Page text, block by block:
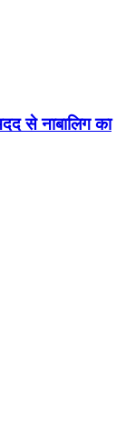
से नाबालिग का